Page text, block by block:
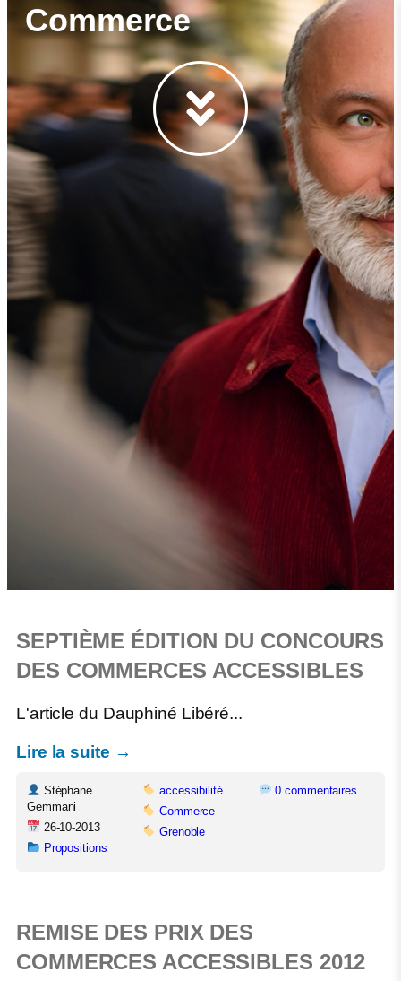
Commerce
SEPTIÈME ÉDITION DU CONCOURS
DES COMMERCES ACCESSIBLES
L'article du Dauphiné Libéré...
Lire la suite →
Stéphane
Gemmani
26-10-2013
Propositions
accessibilité
Commerce
Grenoble
0 commentaires
REMISE DES PRIX DES
COMMERCES ACCESSIBLES 2012